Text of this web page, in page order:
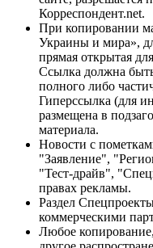
Корреспондент.net.
При копировании
Украины и мира»,
прямая открытая
Ссылка должна
полного либо
Гиперссылка (для
размещена в
материала.
Новости с
"Заявление",
"Тест-драйв",
правах рекламы.
Раздел
коммерческими
Любое